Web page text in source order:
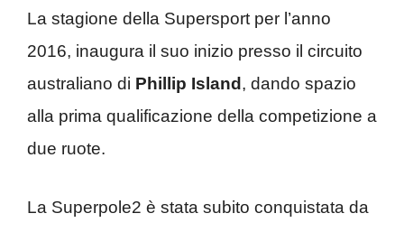
La stagione della Supersport per l’anno
2016, inaugura il suo inizio presso il circuito
australiano di Phillip Island , dando spazio
alla prima qualificazione della competizione a
due ruote.
La Superpole2 è stata subito conquistata da